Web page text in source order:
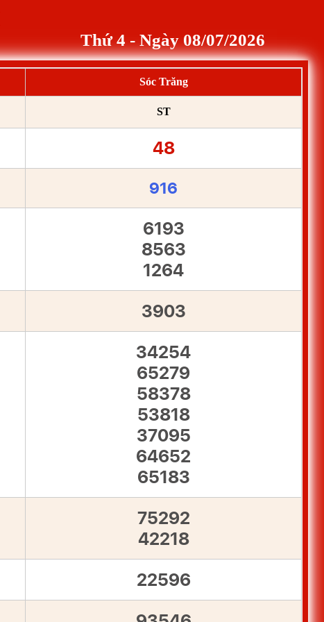
Thứ 4 - Ngày 08/07/2026
Sóc Trăng
ST
48
916
6193
8563
1264
3903
34254
65279
58378
53818
37095
64652
65183
75292
42218
22596